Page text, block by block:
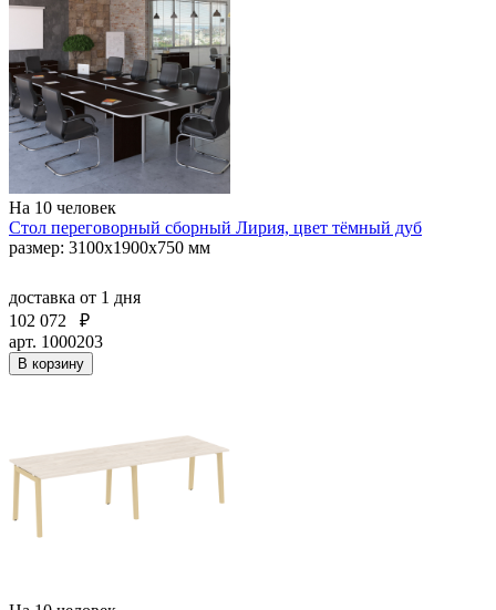
На 10 человек
Стол переговорный сборный Лирия, цвет тёмный дуб
размер: 3100x1900x750 мм
доставка от 1 дня
102 072
₽
арт. 1000203
В корзину